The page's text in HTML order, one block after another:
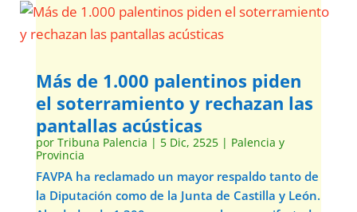
Más de 1.000 palentinos piden
el soterramiento y rechazan las
pantallas acústicas
por Tribuna Palencia | 5 Dic, 2525| Palencia y
Provincia
FAVPA ha reclamado un mayor respaldo tanto de
la Diputación como de la Junta de Castilla y León.